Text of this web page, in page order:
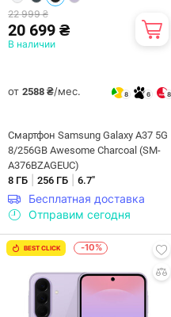
22 999 ₴
20 699 ₴
В наличии
от 2588 ₴/мес. 8 6 8
Смартфон Samsung Galaxy A37 5G
8/256GB Awesome Charcoal (SM-
A376BZAGEUC)
8 ГБ
256 ГБ 6.7"
Бесплатная доставка
Отправим сегодня
BEST CLICK -10%